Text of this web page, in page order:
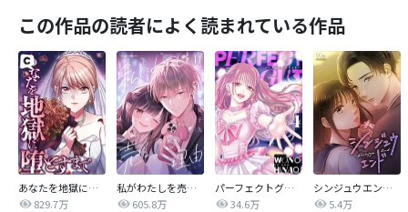
この作品の読者によく読まれている作品
あなたを地獄に堕とすまで
829.7万
私がわたしを売る理由
605.8万
パーフェクトグリッター
34.6万
シンジュウエンド【タテヨミ】
5.4万